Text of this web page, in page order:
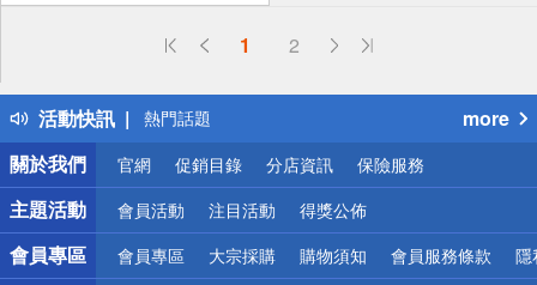
1 2
活動快訊
偏遠地區配送
得獎公告
熱門話題
銀行優惠
偏遠地區配送
詐騙網頁！請小心！
more
關於我們
官網 促銷目錄 分店資訊 保險服務
主題活動 會員活動 注目活動 得獎公佈
會員專區 會員專區 大宗採購 購物須知 會員服務條款 隱